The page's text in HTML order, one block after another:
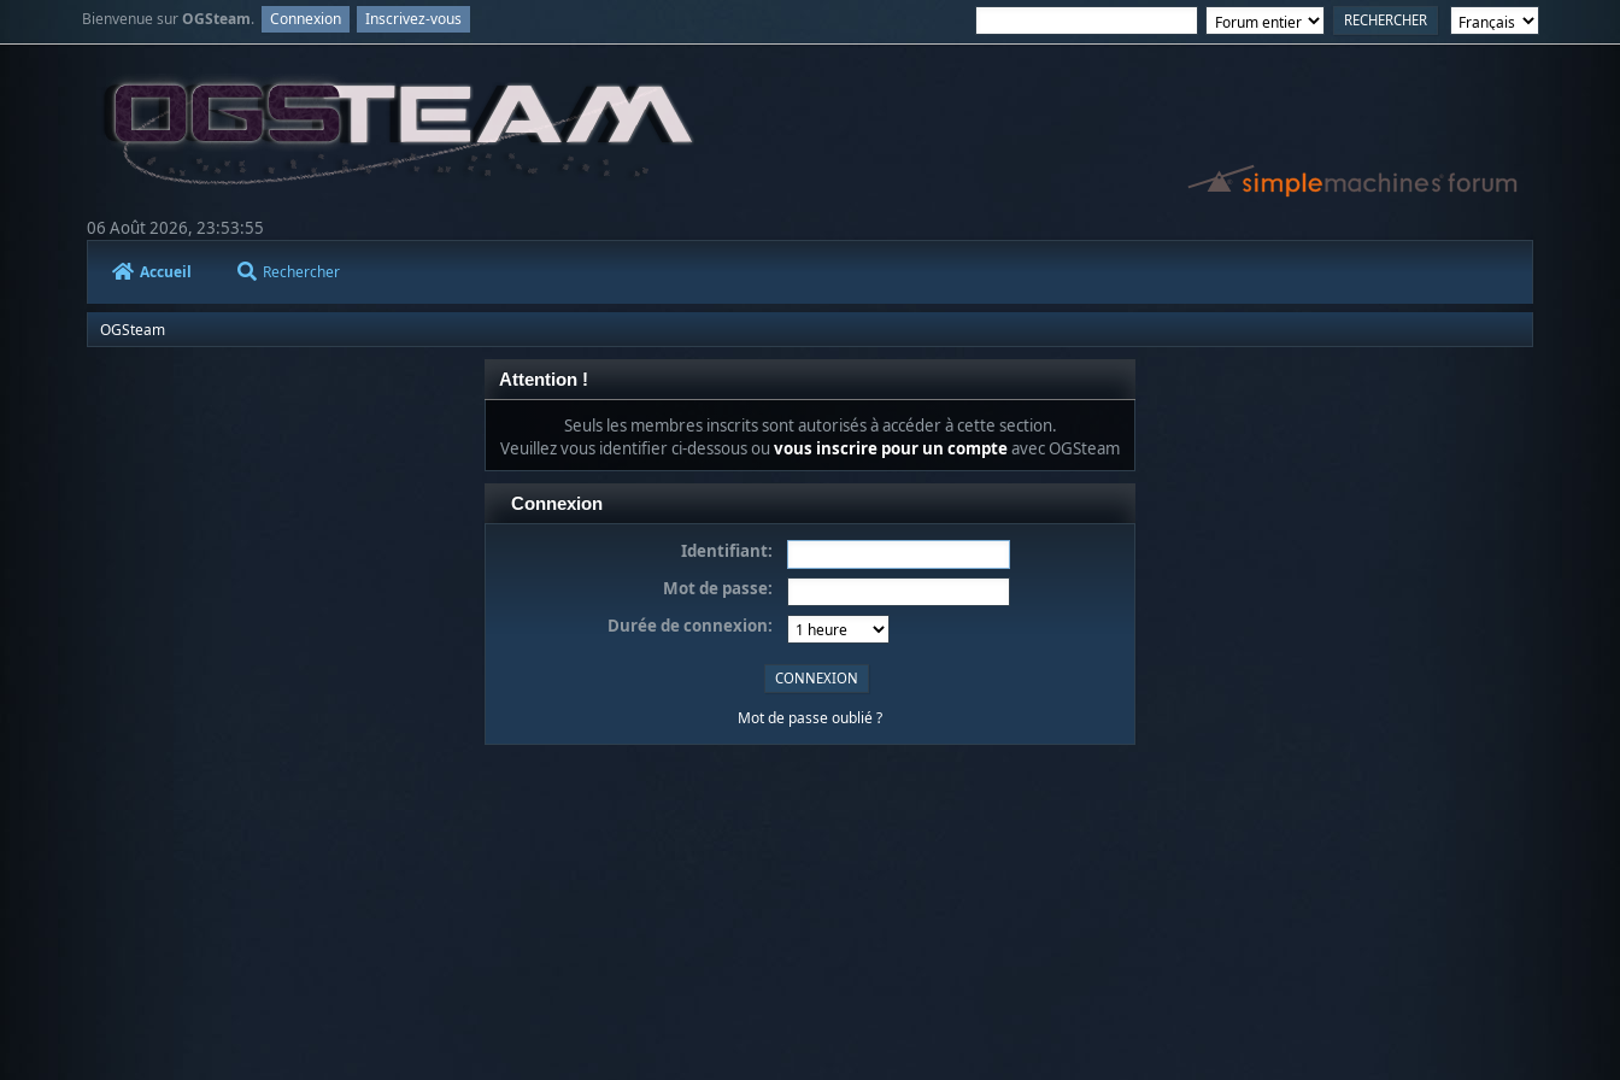
Bienvenue surOGSteam. Connexion Inscrivez-vous
06 Août 2026, 23:53:55
Accueil Rechercher
OGSteam
Attention !
Seuls les membres inscrits sont autorisés à accéder à cette section.
Veuillez vous identifier ci-dessous ou vous inscrire pour un compteavec OGSteam
Connexion
Identifiant:
Mot de passe:
Durée de connexion:
Mot de passe oublié ?